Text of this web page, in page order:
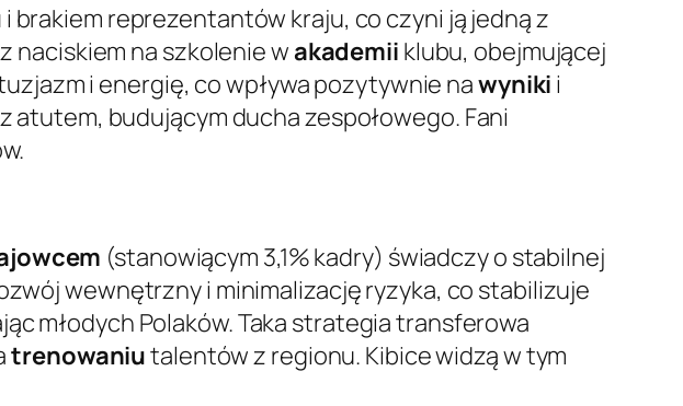
i brakiem reprezentantów kraju, co czyni ją jedną z
naciskiem na szkolenie wakademii klubu, obejmującej
i energię, co wpływa pozytywnie nawyniki i
atutem, budującym ducha zespołowego. Fani
(stanowiącym 3,1% kadry) świadczy o stabilnej
wewnętrzny i minimalizację ryzyka, co stabilizuje
młodych Polaków. Taka strategia transferowa
trenowaniutalentów z regionu. Kibice widzą w tym